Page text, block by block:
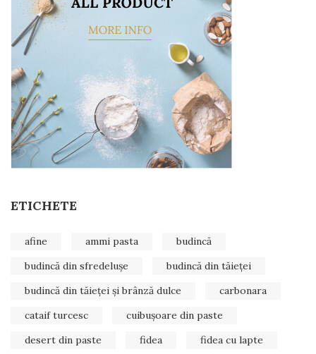
ETICHETE
afine ammi pasta
budincă
budincă din sfredelușe
budincă din tăieței
budincă din tăieței și brânză dulce
carbonara
cataif turcesc
cuibușoare din paste
desert din paste
fidea
fidea cu lapte